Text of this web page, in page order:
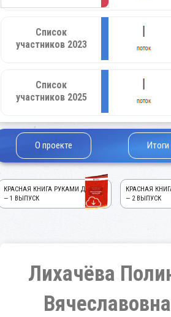
Список
участников 2023
Список
участников 2025
О проекте Итоги
КРАСНАЯ КНИГА РУКАМИ ДЕТЕЙ!
— 1 ВЫПУСК
КРАСНАЯ
— 2 ВЫПУСК
Лихачёва
Вячеславовна